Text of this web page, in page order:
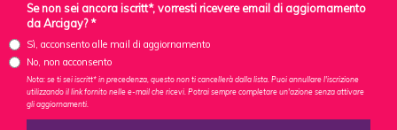
Se non sei ancora iscritt*, vorresti ricevere email di aggiornamento
da Arcigay? *
Sì, acconsento alle mail di aggiornamento
No, non acconsento
Nota: se ti sei iscritt* in precedenza, questo non ti cancellerà dalla lista. Puoi annullare l'iscrizione
utilizzando il link fornito nelle e-mail che ricevi. Potrai sempre completare un'azione senza attivare
gli aggiornamenti.